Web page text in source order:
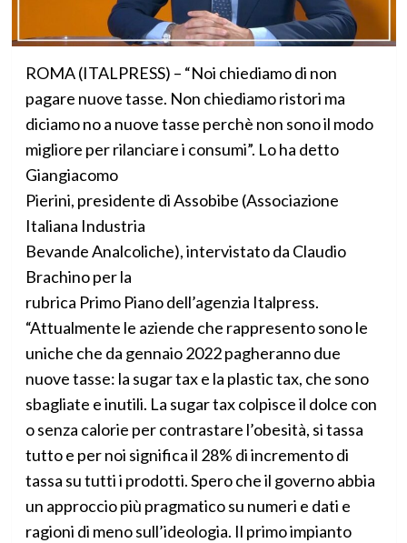
ROMA (ITALPRESS) – “Noi chiediamo di non
pagare nuove tasse. Non chiediamo ristori ma
diciamo no a nuove tasse perchè non sono il modo
migliore per rilanciare i consumi”. Lo ha detto
Giangiacomo
Pierini, presidente di Assobibe (Associazione
Italiana Industria
Bevande Analcoliche), intervistato da Claudio
Brachino per la
rubrica Primo Piano dell’agenzia Italpress.
“Attualmente le aziende che rappresento sono le
uniche che da gennaio 2022 pagheranno due
nuove tasse: la sugar tax e la plastic tax, che sono
sbagliate e inutili. La sugar tax colpisce il dolce con
o senza calorie per contrastare l’obesità, si tassa
tutto e per noi significa il 28% di incremento di
tassa su tutti i prodotti. Spero che il governo abbia
un approccio più pragmatico su numeri e dati e
ragioni di meno sull’ideologia. Il primo impianto